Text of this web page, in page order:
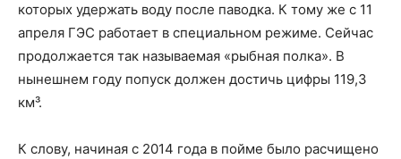
которых удержать воду после паводка. К тому же с 11
апреля ГЭС работает в специальном режиме. Сейчас
продолжается так называемая «рыбная полка». В
нынешнем году попуск должен достичь цифры 119,3
км³.
К слову, начиная с 2014 года в пойме было расчищено